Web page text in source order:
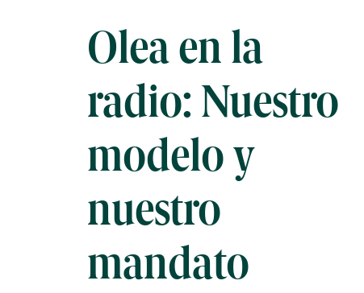
Olea en la
radio: Nuestro
modelo y
nuestro
mandato